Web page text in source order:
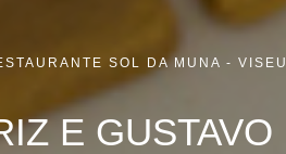
SOL DA MUNA - VISEU
E GUSTAVO